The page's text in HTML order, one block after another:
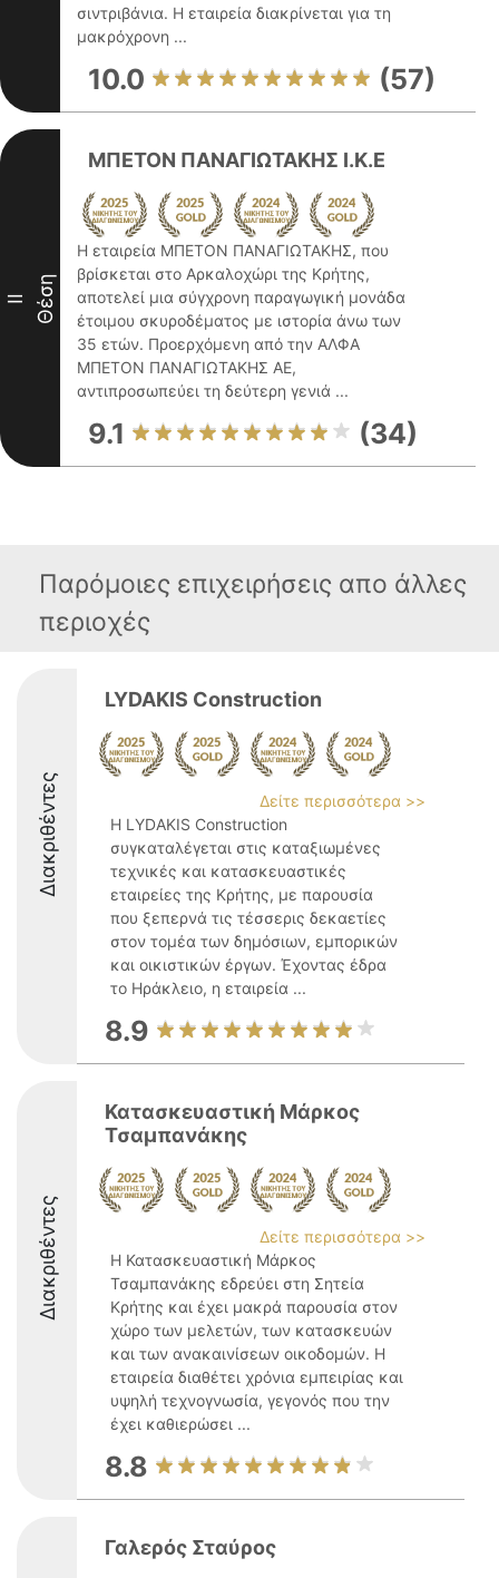
σιντριβάνια. Η εταιρεία διακρίνεται για τη
μακρόχρονη ...
10.0 (57)
II Θέση
ΜΠΕΤΟΝ ΠΑΝΑΓΙΩΤΑΚΗΣ Ι.Κ.Ε
Η εταιρεία ΜΠΕΤΟΝ ΠΑΝΑΓΙΩΤΑΚΗΣ, που
βρίσκεται στο Αρκαλοχώρι της Κρήτης,
αποτελεί μια σύγχρονη παραγωγική μονάδα
έτοιμου σκυροδέματος με ιστορία άνω των
35 ετών. Προερχόμενη από την ΑΛΦΑ
ΜΠΕΤΟΝ ΠΑΝΑΓΙΩΤΑΚΗΣ ΑΕ,
αντιπροσωπεύει τη δεύτερη γενιά ...
9.1 (34)
Παρόμοιες επιχειρήσεις απο άλλες
περιοχές
Διακριθέντες
LYDAKIS Construction
Δείτε περισσότερα >>
Η LYDAKIS Construction
συγκαταλέγεται στις καταξιωμένες
τεχνικές και κατασκευαστικές
εταιρείες της Κρήτης, με παρουσία
που ξεπερνά τις τέσσερις δεκαετίες
στον τομέα των δημόσιων, εμπορικών
και οικιστικών έργων. Έχοντας έδρα
το Ηράκλειο, η εταιρεία ...
8.9
Διακριθέντες
Κατασκευαστική Μάρκος
Τσαμπανάκης
Δείτε περισσότερα >>
Η Κατασκευαστική Μάρκος
Τσαμπανάκης εδρεύει στη Σητεία
Κρήτης και έχει μακρά παρουσία στον
χώρο των μελετών, των κατασκευών
και των ανακαινίσεων οικοδομών. Η
εταιρεία διαθέτει χρόνια εμπειρίας και
υψηλή τεχνογνωσία, γεγονός που την
έχει καθιερώσει ...
8.8
Γαλερός Σταύρος